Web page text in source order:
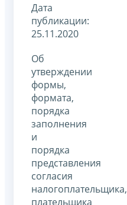
Дата
публикации:
25.11.2020
Об
утверждении
формы,
формата,
порядка
заполнения
и
порядка
представления
согласия
налогоплательщика,
плательщика